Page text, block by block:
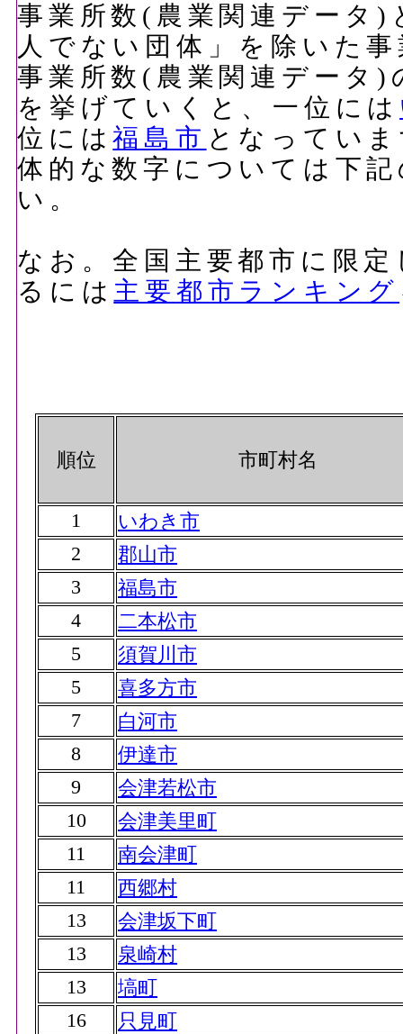
事業所数(農業関連データ
人でない団体」を除いた
事業所数(農業関連データ
を挙げていくと、一位には
位には福島市 となってい
体的な数字については下
い。
なお。全国主要都市に限
るには 主要都市ランキング
順位 市町村名
1
いわき市
2
郡山市
3
福島市
4
二本松市
5
須賀川市
5
喜多方市
7
白河市
8
伊達市
9
会津若松市
10
会津美里町
11
南会津町
11
西郷村
13
会津坂下町
13
泉崎村
13
塙町
16
只見町